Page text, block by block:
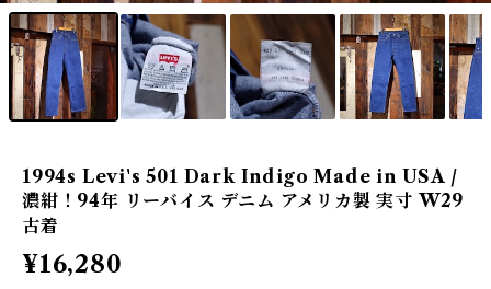
1994s Levi's 501 Dark Indigo Made in USA /
濃紺！94年 リーバイス デニム アメリカ製 実寸 W29
古着
¥16,280